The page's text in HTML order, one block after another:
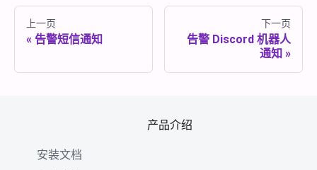
上一页
告警短信通知
下一页
告警 Discord 机器人
通知
产品介绍
安装文档